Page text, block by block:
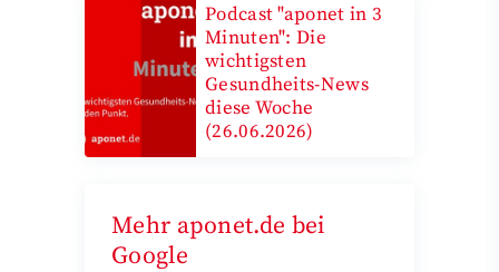
Podcast "aponet in 3
Minuten": Die
wichtigsten
Gesundheits-News
diese Woche
(26.06.2026)
Mehr aponet.de bei
Google